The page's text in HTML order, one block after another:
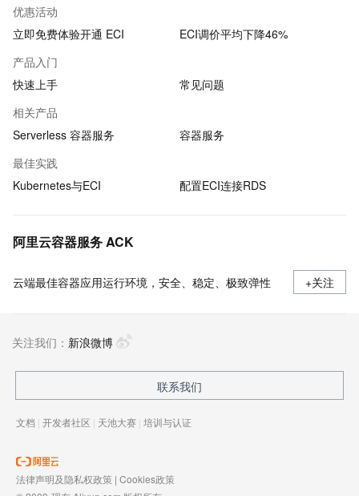
优惠活动
立即免费体验开通 ECI
ECI调价平均下降46%
产品入门
快速上手
常见问题
相关产品
Serverless 容器服务
容器服务
最佳实践
Kubernetes与ECI
配置ECI连接RDS
阿里云容器服务 ACK
云端最佳容器应用运行环境，安全、稳定、极致弹性 +关注
关注我们： 新浪微博
联系我们
文档 | 开发者社区 | 天池大赛 | 培训与认证
法律声明及隐私权政策 | Cookies政策